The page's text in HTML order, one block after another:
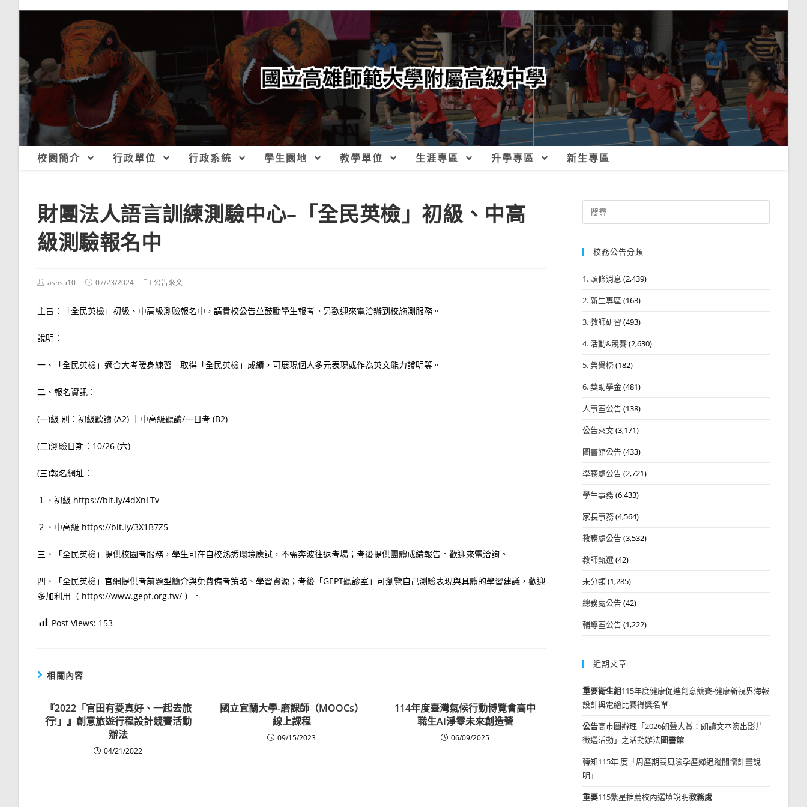
校園簡介 行政單位 行政系統 學生園地 教學單位 生涯專區 升學專區 新生專區
財團法人語言訓練測驗中心–「全民英檢」初級、中高
級測驗報名中
Postashs510
Post07/23/2024
Post公告來文
主旨：「全民英檢」初級、中高級測驗報名中，請貴校公告並鼓勵學生報考。另歡迎來電洽辦到校施測服務。
說明：
一、「全民英檢」適合大考暖身練習。取得「全民英檢」成績，可展現個人多元表現或作為英文能力證明等。
二、報名資訊：
(一)級 別：初級聽讀 (A2) ｜中高級聽讀/一日考 (B2)
(二)測驗日期：10/26 (六)
(三)報名網址：
１、初級 https://bit.ly/4dXnLTv
２、中高級 https://bit.ly/3X1B7Z5
三、「全民英檢」提供校園考服務，學生可在自校熟悉環境應試，不需奔波往返考場；考後提供團體成績報告。歡迎來電洽詢。
四、「全民英檢」官網提供考前題型簡介與免費備考策略、學習資源；考後「GEPT聽診室」可瀏覽自己測驗表現與具體的學習建議，歡迎
多加利用（ https://www.gept.org.tw/ ）。
Post Views: 153
相關內容
『2022「官田有菱真好、一起去旅
行!」』創意旅遊行程設計競賽活動
辦法
04/21/2022
國立宜蘭大學-磨課師（MOOCs）
線上課程
09/15/2023
114年度臺灣氣候行動博覽會高中
職生AI淨零未來創造營
06/09/2025
Search
for:
校務公告分類
1. 頭條消息 (2,439)
2. 新生專區 (163)
3. 教師研習 (493)
4. 活動&競賽(2,630)
5. 榮譽榜(182)
6. 獎助學金(481)
人事室公告(138)
公告來文(3,171)
圖書館公告(433)
學務處公告(2,721)
學生事務(6,433)
家長事務(4,564)
教務處公告(3,532)
教師甄選(42)
未分類(1,285)
總務處公告(42)
輔導室公告(1,222)
近期文章
重要衛生組115年度健康促進創意競賽-健康新視界海報
設計與電繪比賽得獎名單
公告高市圖辦理「2026朗聲大賞：朗讀文本演出影片
徵選活動」之活動辦法圖書館
轉知115年 度「周產期高風險孕產婦追蹤關懷計畫說
明」
重要115繁星推薦校內選填說明教務處